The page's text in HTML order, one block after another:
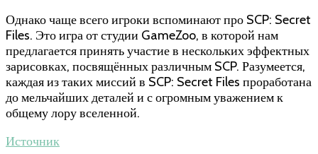
Однако чаще всего игроки вспоминают про SCP: Secret
Files. Это игра от студии GameZoo, в которой нам
предлагается принять участие в нескольких эффектных
зарисовках, посвящённых различным SCP. Разумеется,
каждая из таких миссий в SCP: Secret Files проработана
до мельчайших деталей и с огромным уважением к
общему лору вселенной.
Источник